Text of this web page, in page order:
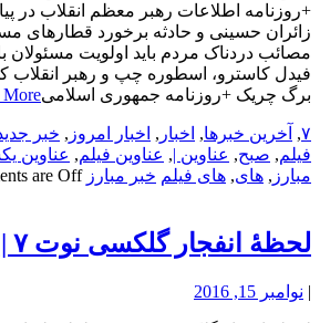
+روزنامه اطلاعات رهبر معظم انقلاب در
زائران حسینی و حادثه برخورد قطارهای
مصائب دردناک مردم باید اولویت مسئولان
فیدل کاسترو، اسطوره چپ و رهبر انقلاب
برگ چریک +روزنامه جمهوری اسلامیMore
۷, آخرین خبرها, اخبار , اخبار امروز , خبر
فیلم, صبح, عناوین |, عناوین فیلم, عناوین
مبارز , های, های فیلم خبر مبارز are Off
لحظۀ انفجار گلکسی نوت ۷ | فیلم
| نوامبر 15, 2016